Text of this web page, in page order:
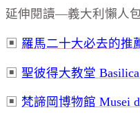
延伸閱讀—義大利懶人
▣ 羅馬二十大必去的推
▣ 聖彼得大教堂 Basilica
▣ 梵諦岡博物館 Musei